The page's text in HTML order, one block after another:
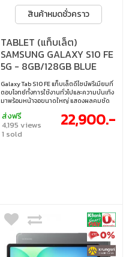
สินค้าหมดชั่วคราว
TABLET (แท็บเล็ต)
SAMSUNG GALAXY S10 FE
5G - 8GB/128GB BLUE
Galaxy Tab S10 FE แท็บเล็ตดีไซน์พรีเมียมที่
ตอบโจทย์ทั้งการใช้งานทั่วไปและความบันเทิง
มาพร้อมหน้าจอขนาดใหญ่ แสดงผลคมชัด
ประสบการณ์ที่ลื่นไหล เหมาะสำหรับผู้ที่ต้อ
งการแท็บเล็ตที่ครบครันในทุกด้าน • หน้า
จอแสดงผล: 10.9" • ซีพียู: Exynos 1580 •
ส่งฟรี
4,195 views
1 sold
22,900.-